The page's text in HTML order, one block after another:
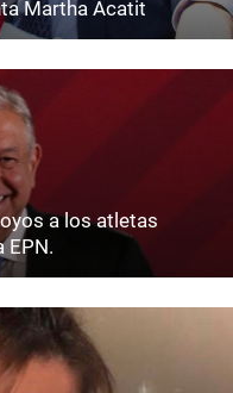
Martha Acatit
a los atletas
EPN.